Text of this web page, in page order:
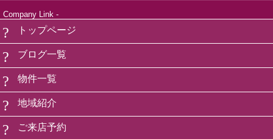
Company Link -
トップページ
ブログ一覧
物件一覧
地域紹介
ご来店予約